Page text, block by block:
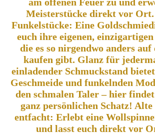
Meisterstücke direkt vor
Funkelstücke: Eine
euch ihre eigenen,
die es so nirgendwo anders
kaufen gibt. Glanz für
einladender Schmuckstand
Geschmeide und funkelnden
den schmalen Taler – hier
ganz persönlichen Schatz!
entfacht: Erlebt eine
und lasst euch direkt vor